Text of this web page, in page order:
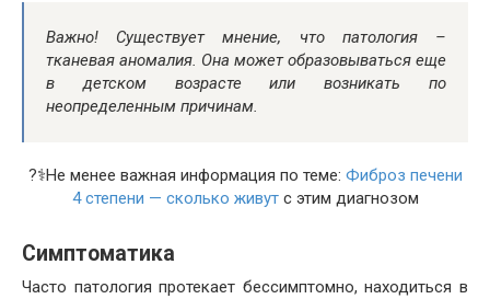
Важно! Существует мнение, что патология –
тканевая аномалия. Она может образовываться еще
в детском возрасте или возникать по
неопределенным причинам.
?‍⚕️Не менее важная информация по теме: Фиброз печени
4 степени — сколько живутс этим диагнозом
Симптоматика
Часто патология протекает бессимптомно, находиться в